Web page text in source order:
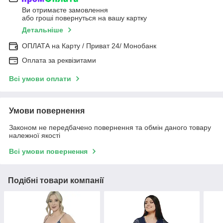
Ви отримаєте замовлення
або гроші повернуться на вашу картку
Детальніше
ОПЛАТА на Карту / Приват 24/ Монобанк
Оплата за реквізитами
Всі умови оплати
Умови повернення
Законом не передбачено повернення та обмін даного товару
належної якості
Всі умови повернення
Подібні товари компанії